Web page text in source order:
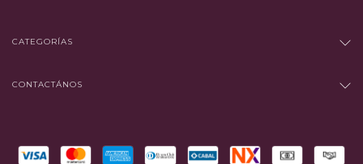
CATEGORÍAS
CONTACTÁNOS